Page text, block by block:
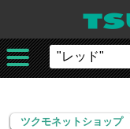
ツクモネットショップ
ツクモネットショップ